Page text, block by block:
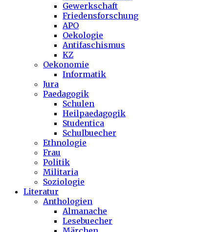
Gewerkschaft
Friedensforschung
APO
Oekologie
Antifaschismus
KZ
Oekonomie
Informatik
Jura
Paedagogik
Schulen
Heilpaedagogik
Studentica
Schulbuecher
Ethnologie
Frau
Politik
Militaria
Soziologie
Literatur
Anthologien
Almanache
Lesebuecher